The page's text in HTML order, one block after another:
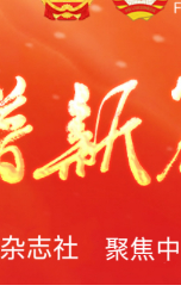
兴“大思政课”
邦率队在晋调研
持以高质量发展统揽
云港）2024年大会开幕
工智能人才